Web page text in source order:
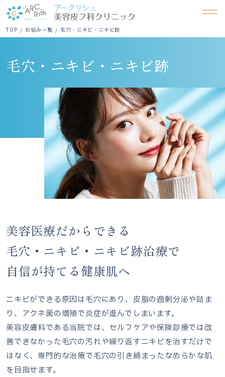
TOP お悩み一覧 毛穴・ニキビ・ニキビ跡
毛穴・ニキビ・ニキビ跡
美容医療だからできる
毛穴・ニキビ・ニキビ跡治療で
自信が持てる健康肌へ
ニキビができる原因は毛穴にあり、皮脂の過剰分泌や詰ま
り、アクネ菌の増殖で炎症が進んでしまいます。
美容皮膚科である当院では、セルフケアや保険診療では改
善できなかった毛穴の汚れや繰り返すニキビを治すだけで
はなく、専門的な治療で毛穴の引き締まったなめらかな肌
を目指せます。